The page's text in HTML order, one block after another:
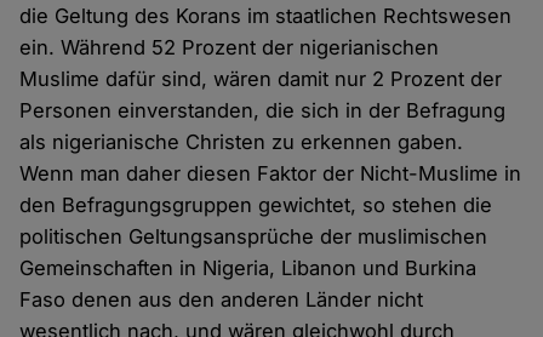
die Geltung des Korans im staatlichen Rechtswesen
ein. Während 52 Prozent der nigerianischen
Muslime dafür sind, wären damit nur 2 Prozent der
Personen einverstanden, die sich in der Befragung
als nigerianische Christen zu erkennen gaben.
Wenn man daher diesen Faktor der Nicht-Muslime in
den Befragungsgruppen gewichtet, so stehen die
politischen Geltungsansprüche der muslimischen
Gemeinschaften in Nigeria, Libanon und Burkina
Faso denen aus den anderen Länder nicht
wesentlich nach, und wären gleichwohl durch